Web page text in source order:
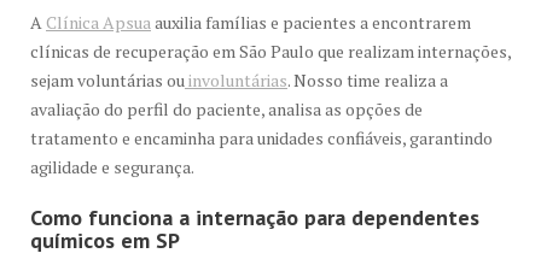
A Clínica Apsuaauxilia famílias e pacientes a encontrarem
clínicas de recuperação em São Paulo que realizam internações,
sejam voluntárias ouinvoluntárias. Nosso time realiza a
avaliação do perfil do paciente, analisa as opções de
tratamento e encaminha para unidades confiáveis, garantindo
agilidade e segurança.
Como funciona a internação para dependentes
químicos em SP